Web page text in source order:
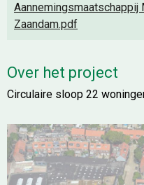
Aannemingsmaatschappij
Zaandam.pdf
Over het project
Circulaire sloop 22